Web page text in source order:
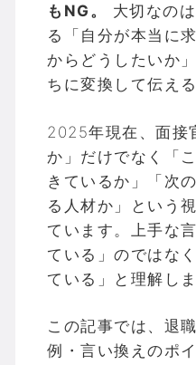
もNG。
大切なの
る「自分が本当に
からどうしたいか
ちに変換して伝え
2025年現在、面接
か」だけでなく「
きているか」「次
る人材か」という
ています。上手な
ている」のではな
ている」と理解しま
この記事では、退
例・言い換えのポ